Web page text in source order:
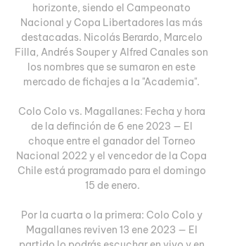
horizonte, siendo el Campeonato
Nacional y Copa Libertadores las más
destacadas. Nicolás Berardo, Marcelo
Filla, Andrés Souper y Alfred Canales son
los nombres que se sumaron en este
mercado de fichajes a la "Academia".
Colo Colo vs. Magallanes: Fecha y hora
de la definción de 6 ene 2023 — El
choque entre el ganador del Torneo
Nacional 2022 y el vencedor de la Copa
Chile está programado para el domingo
15 de enero.
Por la cuarta o la primera: Colo Colo y
Magallanes reviven 13 ene 2023 — El